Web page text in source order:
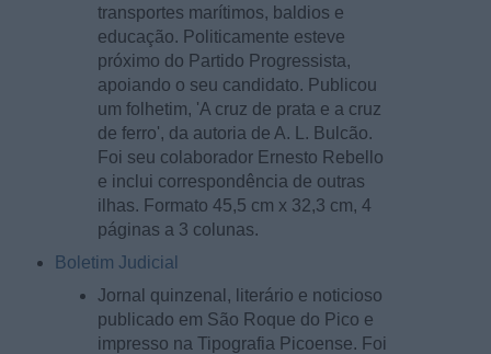
transportes marítimos, baldios e
educação. Politicamente esteve
próximo do Partido Progressista,
apoiando o seu candidato. Publicou
um folhetim, 'A cruz de prata e a cruz
de ferro', da autoria de A. L. Bulcão.
Foi seu colaborador Ernesto Rebello
e inclui correspondência de outras
ilhas. Formato 45,5 cm x 32,3 cm, 4
páginas a 3 colunas.
Boletim Judicial
Jornal quinzenal, literário e noticioso
publicado em São Roque do Pico e
impresso na Tipografia Picoense. Foi